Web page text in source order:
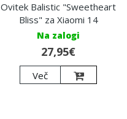
Ovitek Balistic "Sweetheart
Bliss" za Xiaomi 14
Na zalogi
27,95€
Več